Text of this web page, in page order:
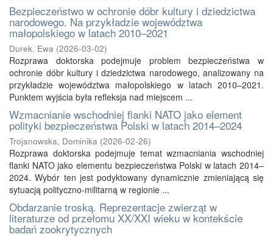
Bezpieczeństwo w ochronie dóbr kultury i dziedzictwa
narodowego. Na przykładzie województwa
małopolskiego w latach 2010–2021
Durek, Ewa (2026-03-02)
Rozprawa doktorska podejmuje problem bezpieczeństwa w
ochronie dóbr kultury i dziedzictwa narodowego, analizowany na
przykładzie województwa małopolskiego w latach 2010–2021.
Punktem wyjścia była refleksja nad miejscem ...
Wzmacnianie wschodniej flanki NATO jako element
polityki bezpieczeństwa Polski w latach 2014–2024
Trojanowska, Dominika (2026-02-26)
Rozprawa doktorska podejmuje temat wzmacniania wschodniej
flanki NATO jako elementu bezpieczeństwa Polski w latach 2014–
2024. Wybór ten jest podyktowany dynamicznie zmieniającą się
sytuacją polityczno-militarną w regionie ...
Obdarzanie troską. Reprezentacje zwierząt w
literaturze od przełomu XX/XXI wieku w kontekście
badań zookrytycznych